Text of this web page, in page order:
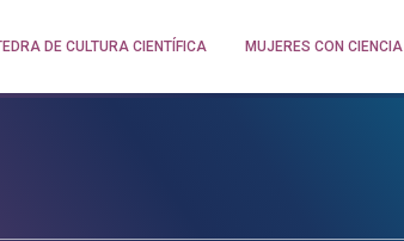
DE CULTURA CIENTÍFICA MUJERES CON CIENCIA